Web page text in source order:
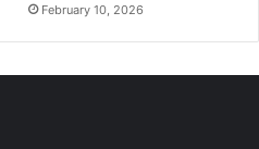
February 10, 2026